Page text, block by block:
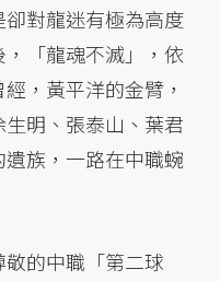
對龍迷有極為高度
「龍魂不滅」，依
，黃平洋的金臂，
明、張泰山、葉君
族，一路在中職蜿
的中職「第二球